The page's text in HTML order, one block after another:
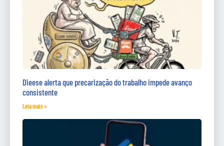
Dieese alerta que precarização do trabalho impede avanço
consistente
Leia mais »